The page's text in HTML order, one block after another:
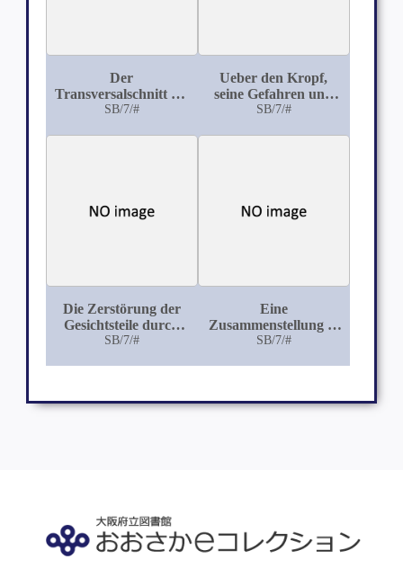
Der
Transversalschnitt bei
der Sectio alta
SB/7/#
Ueber den Kropf,
seine Gefahren und
Behandlung
SB/7/#
Die Zerstörung der
Gesichtsteile durch
Syphilis an mehreren
erläutert von Georg
SB/7/#
Eine
Zusammenstellung in
der Erlanger
SB/7/#